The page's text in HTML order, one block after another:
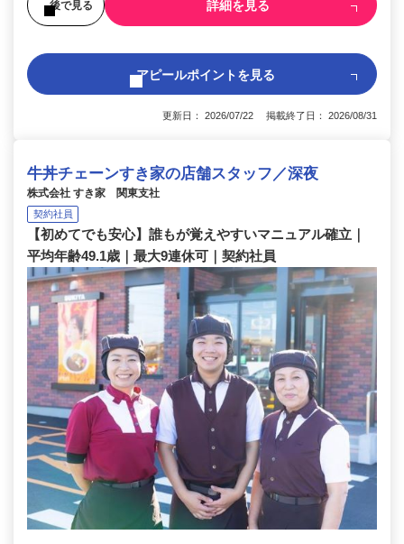
後で見る 詳細を見る
アピールポイントを見る
更新日： 2026/07/22 掲載終了日： 2026/08/31
牛丼チェーンすき家の店舗スタッフ／深夜
株式会社 すき家 関東支社
契約社員
【初めてでも安心】誰もが覚えやすいマニュアル確立｜
平均年齢49.1歳｜最大9連休可｜契約社員